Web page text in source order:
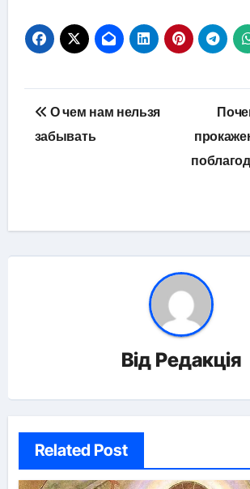
Навігація
записів
О чем нам нельзя
забывать
Від Редакція
Related Post